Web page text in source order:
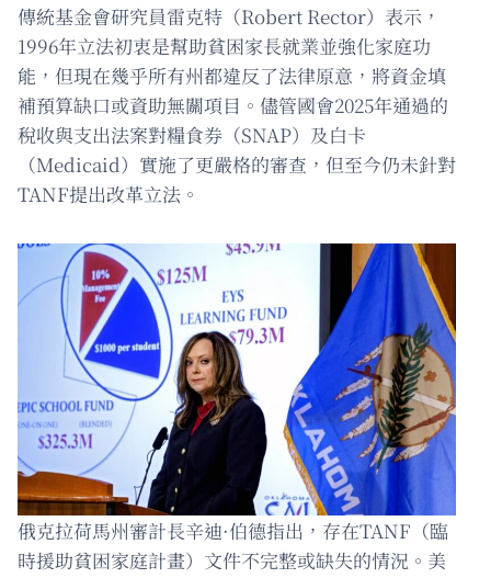
傳統基金會研究員雷克特（Robert Rector）表示，
1996年立法初衷是幫助貧困家長就業並強化家庭功
能，但現在幾乎所有州都違反了法律原意，將資金填
補預算缺口或資助無關項目。儘管國會2025年通過的
稅收與支出法案對糧食券（SNAP）及白卡
（Medicaid）實施了更嚴格的審查，但至今仍未針對
TANF提出改革立法。
俄克拉荷馬州審計長辛迪·伯德指出，存在TANF（臨
時援助貧困家庭計畫）文件不完整或缺失的情況。美